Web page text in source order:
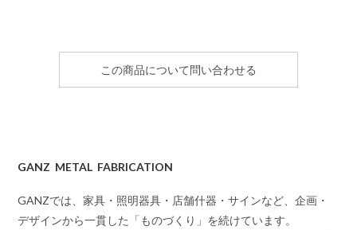
この商品について問い合わせる
GANZ METAL FABRICATION
GANZでは、家具・照明器具・店舗什器・サインなど、企画・
デザインから一貫した「ものづくり」を続けています。